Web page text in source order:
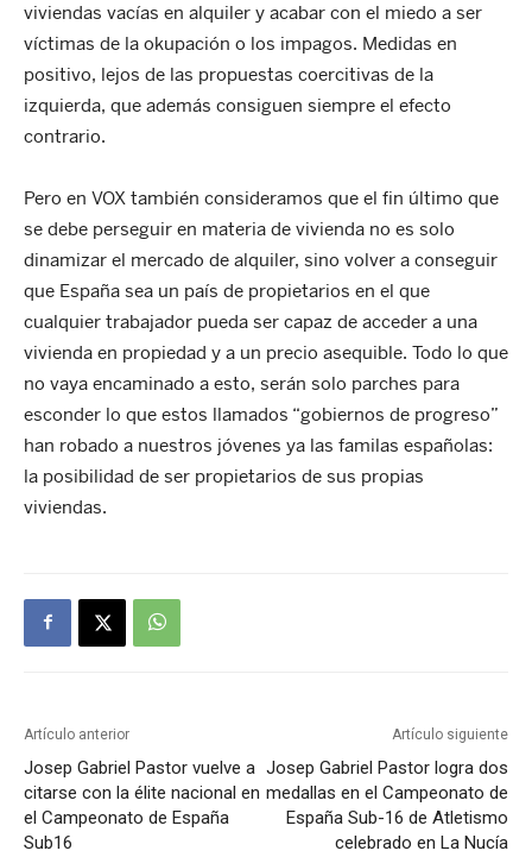
viviendas vacías en alquiler y acabar con el miedo a ser
víctimas de la okupación o los impagos. Medidas en
positivo, lejos de las propuestas coercitivas de la
izquierda, que además consiguen siempre el efecto
contrario.
Pero en VOX también consideramos que el fin último que
se debe perseguir en materia de vivienda no es solo
dinamizar el mercado de alquiler, sino volver a conseguir
que España sea un país de propietarios en el que
cualquier trabajador pueda ser capaz de acceder a una
vivienda en propiedad y a un precio asequible. Todo lo que
no vaya encaminado a esto, serán solo parches para
esconder lo que estos llamados “gobiernos de progreso”
han robado a nuestros jóvenes ya las familas españolas:
la posibilidad de ser propietarios de sus propias
viviendas.
Artículo anterior
Josep Gabriel Pastor vuelve a
citarse con la élite nacional en
el Campeonato de España
Sub16
Artículo siguiente
Josep Gabriel Pastor logra dos
medallas en el Campeonato de
España Sub-16 de Atletismo
celebrado en La Nucía